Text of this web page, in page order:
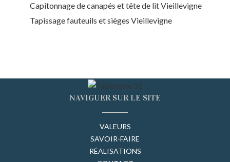
Capitonnage de canapés et tête de lit Vieillevigne
Tapissage fauteuils et sièges Vieillevigne
NAVIGUER SUR LE SITE
VALEURS
SAVOIR-FAIRE
RÉALISATIONS